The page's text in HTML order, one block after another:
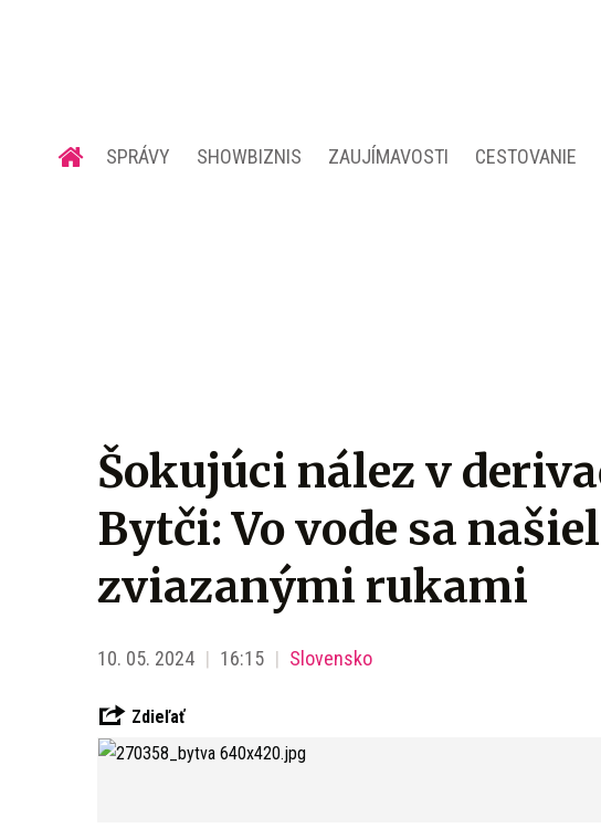
SPRÁVY SHOWBIZNIS ZAUJÍMAVOSTI CESTOVANIE
Šokujúci nález v
Bytči: Vo vode sa
zviazanými rukami
10. 05. 2024 16:15 Slovensko
Zdieľať